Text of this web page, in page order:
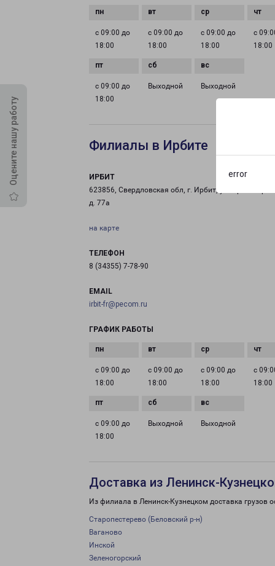
error
Оцените нашу работу
с 09:00 до
18:00
с 09:00 до
18:00
с 09:00 до
18:00
с
18:00
с 09:00 до
18:00
Выходной Выходной
Филиалы в Ирбите
ИРБИТ
623856, Свердловская обл, г. Ирбит, ул.
д. 77а
на карте
ТЕЛЕФОН
8 (34355) 7-78-90
EMAIL
irbit-fr@pecom.ru
ГРАФИК РАБОТЫ
с 09:00 до
18:00
с 09:00 до
18:00
с 09:00 до
18:00
с
18:00
с 09:00 до
18:00
Выходной Выходной
Доставка из Ленинск-
Из филиала в Ленинск-Кузнецком доставка грузов
Старопестерево (Беловский р-н)
Ваганово
Инской
Зеленогорский